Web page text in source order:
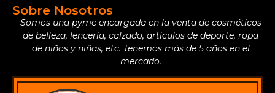
Sobre Nosotros
Somos una pyme encargada en la venta de cosméticos
de belleza, lencería, calzado, artículos de deporte, ropa
de niños y niñas, etc. Tenemos más de 5 años en el
mercado.